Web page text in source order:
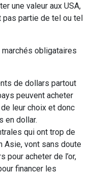
une valeur aux USA,
pas partie de tel ou tel
obligataires
de dollars partout
peuvent acheter
leur choix et donc
en dollar.
qui ont trop de
Asie, vont sans doute
pour acheter de l’or,
financer les